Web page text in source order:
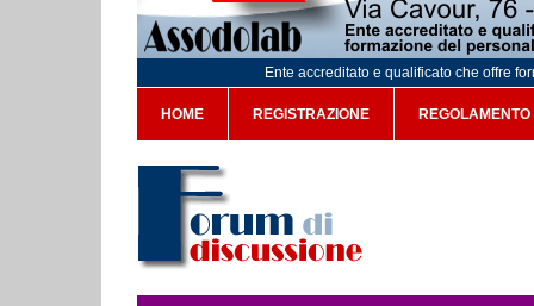
Ente accreditato e qualificato che offre
HOME REGISTRAZIONE REGOLAMENTO